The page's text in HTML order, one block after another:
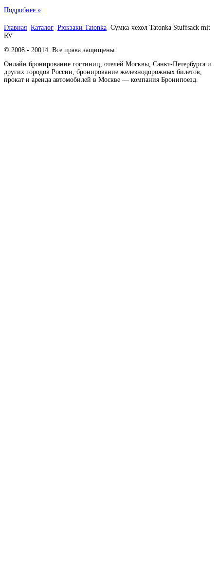
Подробнее »
Главная Каталог Рюкзаки Tatonka Сумка-чехол Tatonka Stuffsack mit
RV
© 2008 - 20014. Все права защищены.
Онлайн бронирование гостиниц, отелей Москвы, Санкт-Петербурга и
других городов России, бронирование железнодорожных билетов,
прокат и аренда автомобилей в Москве — компания Бронипоезд.